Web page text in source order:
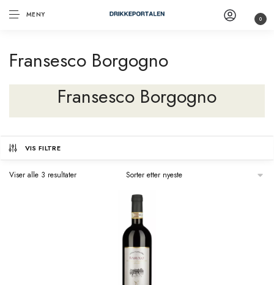
MENY 0
Fransesco Borgogno
Fransesco Borgogno
VIS FILTRE
Viser alle 3 resultater